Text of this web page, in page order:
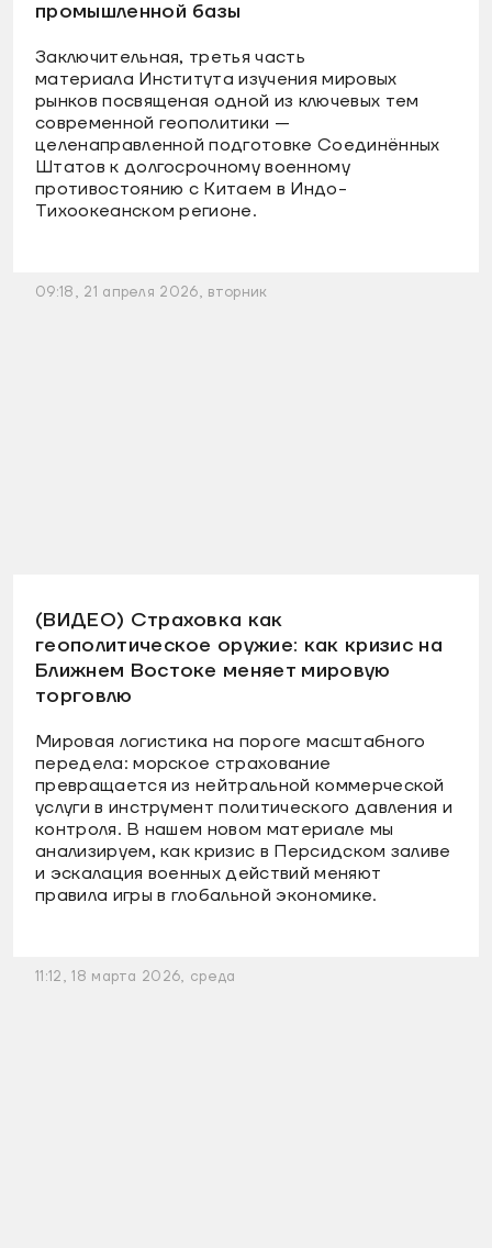
промышленной базы
Заключительная, третья часть
материала Института изучения мировых
рынков посвященая одной из ключевых тем
современной геополитики —
целенаправленной подготовке Соединённых
Штатов к долгосрочному военному
противостоянию с Китаем в Индо-
Тихоокеанском регионе.
09:18, 21 апреля 2026, вторник
(ВИДЕО) Страховка как
геополитическое оружие: как кризис на
Ближнем Востоке меняет мировую
торговлю
Мировая логистика на пороге масштабного
передела: морское страхование
превращается из нейтральной коммерческой
услуги в инструмент политического давления и
контроля. В нашем новом материале мы
анализируем, как кризис в Персидском заливе
и эскалация военных действий меняют
правила игры в глобальной экономике.
11:12, 18 марта 2026, среда